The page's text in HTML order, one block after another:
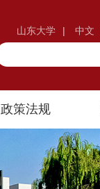
山东大学 | 中文
政策法规